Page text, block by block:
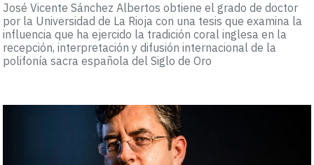
José Vicente Sánchez Albertos obtiene el grado de doctor
por la Universidad de La Rioja con una tesis que examina la
influencia que ha ejercido la tradición coral inglesa en la
recepción, interpretación y difusión internacional de la
polifonía sacra española del Siglo de Oro